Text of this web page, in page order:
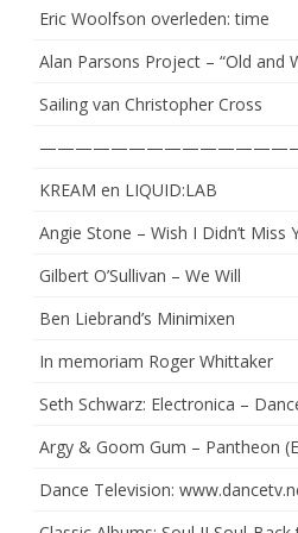
Eric Woolfson overleden: time
Alan Parsons Project – “Old and
Sailing van Christopher Cross
KREAM en LIQUID:LAB
Angie Stone – Wish I Didn’t Miss
Gilbert O’Sullivan – We Will
Ben Liebrand’s Minimixen
In memoriam Roger Whittaker
Seth Schwarz: Electronica –
Argy & Goom Gum – Pantheon
Dance Television: